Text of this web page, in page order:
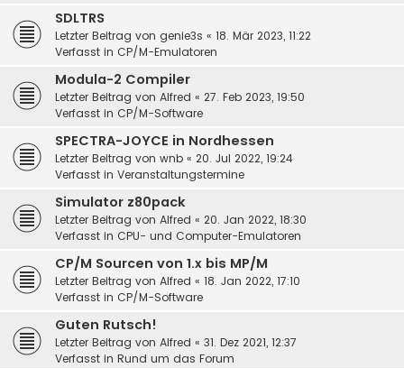
SDLTRS
Letzter Beitrag von genie3s « 18. Mär 2023, 11:22
Verfasst in CP/M-Emulatoren
Modula-2 Compiler
Letzter Beitrag von Alfred « 27. Feb 2023, 19:50
Verfasst in CP/M-Software
SPECTRA-JOYCE in Nordhessen
Letzter Beitrag von wnb « 20. Jul 2022, 19:24
Verfasst in Veranstaltungstermine
Simulator z80pack
Letzter Beitrag von Alfred « 20. Jan 2022, 18:30
Verfasst in CPU- und Computer-Emulatoren
CP/M Sourcen von 1.x bis MP/M
Letzter Beitrag von Alfred « 18. Jan 2022, 17:10
Verfasst in CP/M-Software
Guten Rutsch!
Letzter Beitrag von Alfred « 31. Dez 2021, 12:37
Verfasst in Rund um das Forum